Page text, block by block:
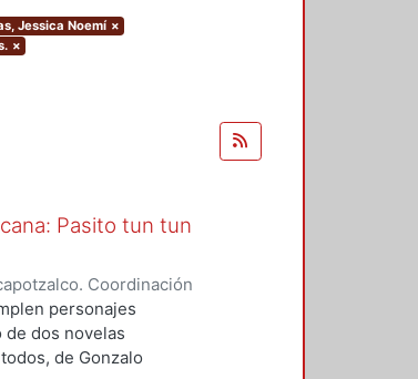
Jessica Noemí ×
×
Pasito tun tun
Coordinación
Noemípersonajes
dos novelas
de Gonzalo